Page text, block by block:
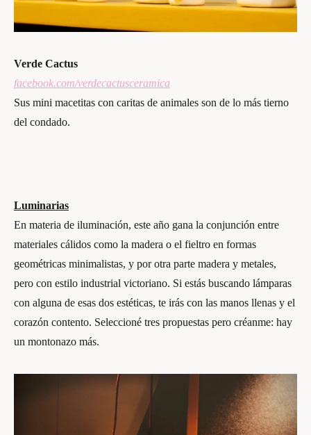
Verde Cactus
facebook.com/verdecactusceramica
Sus mini macetitas con caritas de animales son de lo más tierno
del condado.
Luminarias
En materia de iluminación, este año gana la conjunción entre
materiales cálidos como la madera o el fieltro en formas
geométricas minimalistas, y por otra parte madera y metales,
pero con estilo industrial victoriano. Si estás buscando lámparas
con alguna de esas dos estéticas, te irás con las manos llenas y el
corazón contento. Seleccioné tres propuestas pero créanme: hay
un montonazo más.